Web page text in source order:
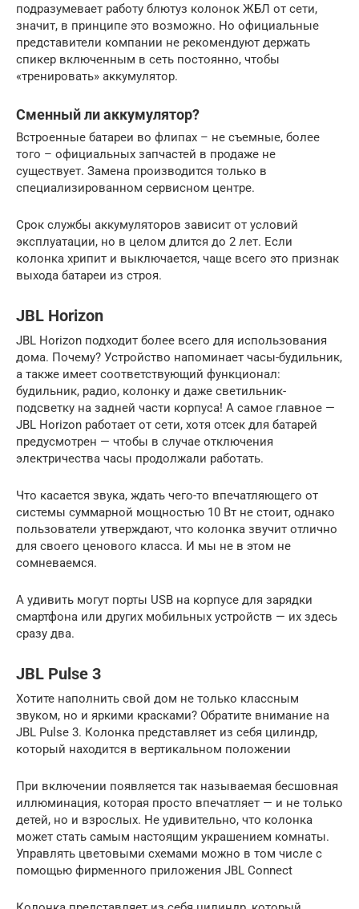
подразумевает работу блютуз колонок ЖБЛ от сети,
значит, в принципе это возможно. Но официальные
представители компании не рекомендуют держать
спикер включенным в сеть постоянно, чтобы
«тренировать» аккумулятор.
Сменный ли аккумулятор?
Встроенные батареи во флипах – не съемные, более
того – официальных запчастей в продаже не
существует. Замена производится только в
специализированном сервисном центре.
Срок службы аккумуляторов зависит от условий
эксплуатации, но в целом длится до 2 лет. Если
колонка хрипит и выключается, чаще всего это признак
выхода батареи из строя.
JBL Horizon
JBL Horizon подходит более всего для использования
дома. Почему? Устройство напоминает часы-будильник,
а также имеет соответствующий функционал:
будильник, радио, колонку и даже светильник-
подсветку на задней части корпуса! А самое главное —
JBL Horizon работает от сети, хотя отсек для батарей
предусмотрен — чтобы в случае отключения
электричества часы продолжали работать.
Что касается звука, ждать чего-то впечатляющего от
системы суммарной мощностью 10 Вт не стоит, однако
пользователи утверждают, что колонка звучит отлично
для своего ценового класса. И мы не в этом не
сомневаемся.
А удивить могут порты USB на корпусе для зарядки
смартфона или других мобильных устройств — их здесь
сразу два.
JBL Pulse 3
Хотите наполнить свой дом не только классным
звуком, но и яркими красками? Обратите внимание на
JBL Pulse 3. Колонка представляет из себя цилиндр,
который находится в вертикальном положении
При включении появляется так называемая бесшовная
иллюминация, которая просто впечатляет — и не только
детей, но и взрослых. Не удивительно, что колонка
может стать самым настоящим украшением комнаты.
Управлять цветовыми схемами можно в том числе с
помощью фирменного приложения JBL Connect